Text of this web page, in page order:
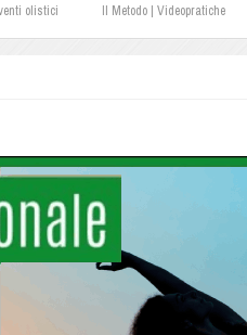
olistici Il Metodo | Videopratiche